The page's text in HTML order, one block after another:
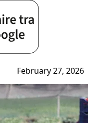
February 27, 2026